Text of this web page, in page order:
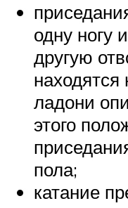
одну ногу
другую
ладони
этого
пола;
катание